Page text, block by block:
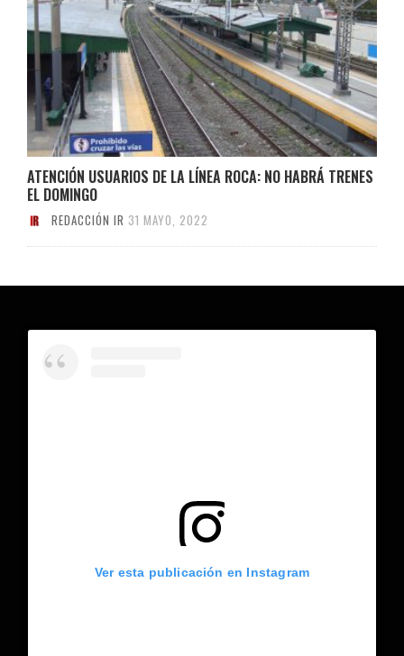
ATENCIÓN USUARIOS DE LA LÍNEA ROCA: NO HABRÁ TRENES
EL DOMINGO
REDACCIÓN IR 31 MAYO, 2022
Ver esta publicación en Instagram